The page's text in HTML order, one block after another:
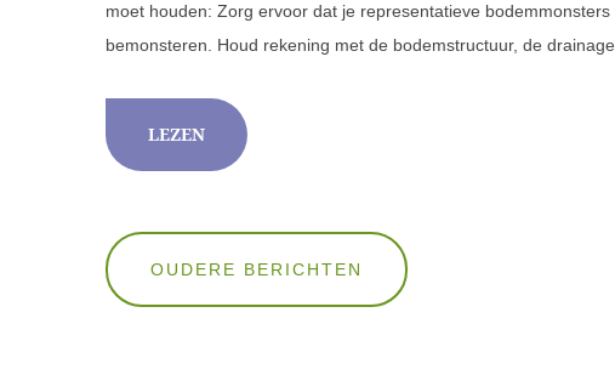
moet houden: Zorg ervoor dat je representatieve
bemonsteren. Houd rekening met de bodemstructuur, de
LEZEN
Berichten
navigatie
OUDERE BERICHTEN